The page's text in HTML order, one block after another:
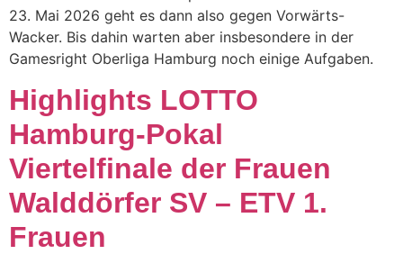
23. Mai 2026 geht es dann also gegen Vorwärts-
Wacker. Bis dahin warten aber insbesondere in der
Gamesright Oberliga Hamburg noch einige Aufgaben.
Highlights LOTTO
Hamburg-Pokal
Viertelfinale der Frauen
Walddörfer SV – ETV 1.
Frauen